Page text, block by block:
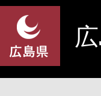
ペ
先
頭
メ
を
飛